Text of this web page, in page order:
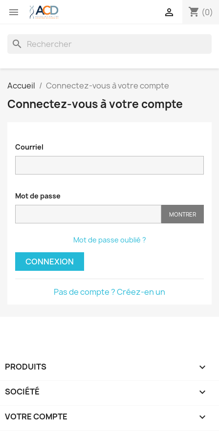
 shopping_cart (0)

search
Accueil Connectez-vous à votre compte
Connectez-vous à votre compte
Courriel
Mot de passe
MONTRER
Mot de passe oublié ?
CONNEXION
Pas de compte ? Créez-en un
PRODUITS 
SOCIÉTÉ 
VOTRE COMPTE 